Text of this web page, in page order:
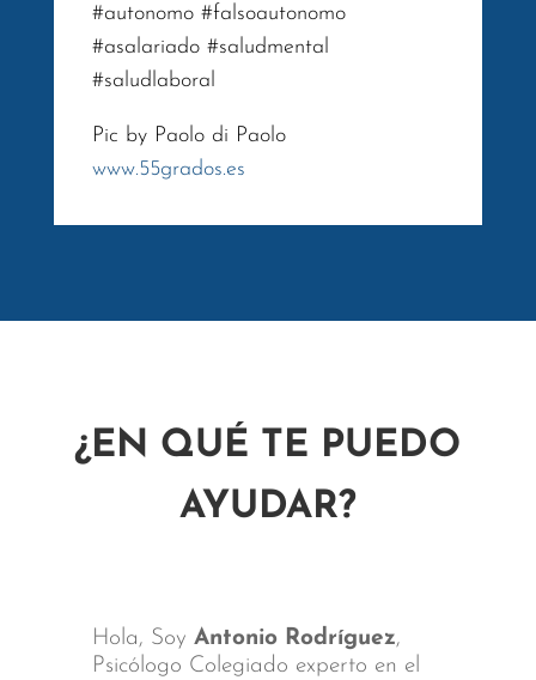
#autonomo #falsoautonomo
#asalariado #saludmental
#saludlaboral
Pic by Paolo di Paolo
www.55grados.es
¿EN QUÉ TE PUEDO
AYUDAR?
Hola, Soy Antonio Rodríguez,
Psicólogo Colegiado experto en el